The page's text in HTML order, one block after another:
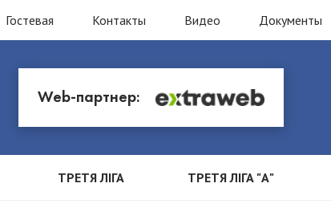
Гостевая Контакты Видео Документы
Web-партнер:
ТРЕТЯ ЛІГА ТРЕТЯ ЛІГА "А"